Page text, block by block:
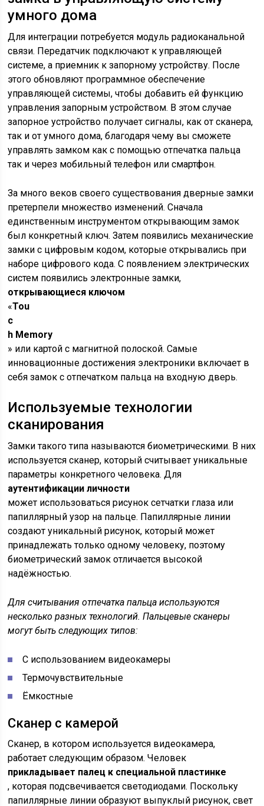
умного дома
Для интеграции потребуется модуль радиоканальной
связи. Передатчик подключают к управляющей
системе, а приемник к запорному устройству. После
этого обновляют программное обеспечение
управляющей системы, чтобы добавить ей функцию
управления запорным устройством. В этом случае
запорное устройство получает сигналы, как от сканера,
так и от умного дома, благодаря чему вы сможете
управлять замком как с помощью отпечатка пальца
так и через мобильный телефон или смартфон.
За много веков своего существования дверные замки
претерпели множество изменений. Сначала
единственным инструментом открывающим замок
был конкретный ключ. Затем появились механические
замки с цифровым кодом, которые открывались при
наборе цифрового кода. С появлением электрических
систем появились электронные замки,
открывающиеся ключом
«Tou
c
h Memory
» или картой с магнитной полоской. Самые
инновационные достижения электроники включает в
себя замок с отпечатком пальца на входную дверь.
Используемые технологии
сканирования
Замки такого типа называются биометрическими. В них
используется сканер, который считывает уникальные
параметры конкретного человека. Для
аутентификации личности
может использоваться рисунок сетчатки глаза или
папиллярный узор на пальце. Папиллярные линии
создают уникальный рисунок, который может
принадлежать только одному человеку, поэтому
биометрический замок отличается высокой
надёжностью.
Для считывания отпечатка пальца используются
несколько разных технологий. Пальцевые сканеры
могут быть следующих типов:
C использованием видеокамеры
Термочувствительные
Ёмкостные
Сканер с камерой
Сканер, в котором используется видеокамера,
работает следующим образом. Человек
прикладывает палец к специальной пластинке
, которая подсвечивается светодиодами. Поскольку
папиллярные линии образуют выпуклый рисунок, свет